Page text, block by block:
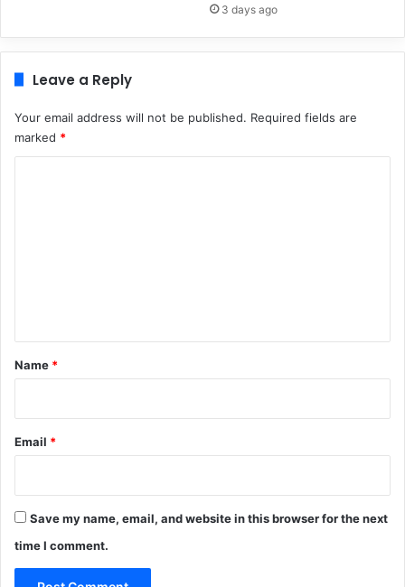
3 days ago
Leave a Reply
Your email address will not be published. Required fields are
marked *
*
Name *
Email *
Save my name, email, and website in this browser for the next
time I comment.